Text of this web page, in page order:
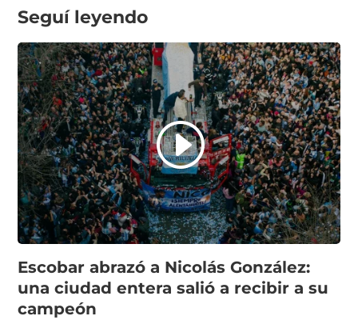
Seguí leyendo
Escobar abrazó a Nicolás González:
una ciudad entera salió a recibir a su
campeón